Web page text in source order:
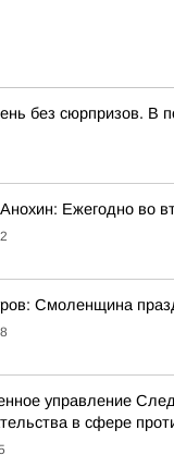
без сюрпризов. В
Ежегодно во
Смоленщина
управление
в сфере